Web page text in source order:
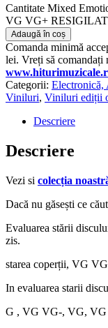
Cantitate Mixed
VG VG+ RESIGILAT
Adaugă în coș
Comanda minimă
lei. Vreți să comandați
Categorii: Electronică,
Viniluri, Viniluri ediții
Descriere
Descriere
Vezi si colecția
Dacă nu găsești ce
Evaluarea stării
zis.
starea coperții, VG
In evaluarea starii
G , VG VG-, VG,